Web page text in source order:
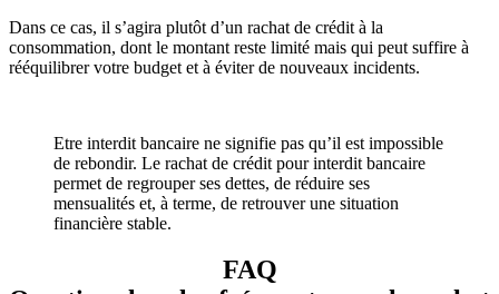
Dans ce cas, il s’agira plutôt d’un rachat de crédit à la
consommation, dont le montant reste limité mais qui peut suffire à
rééquilibrer votre budget et à éviter de nouveaux incidents.
Etre interdit bancaire ne signifie pas qu’il est impossible
de rebondir. Le rachat de crédit pour interdit bancaire
permet de regrouper ses dettes, de réduire ses
mensualités et, à terme, de retrouver une situation
financière stable.
FAQ